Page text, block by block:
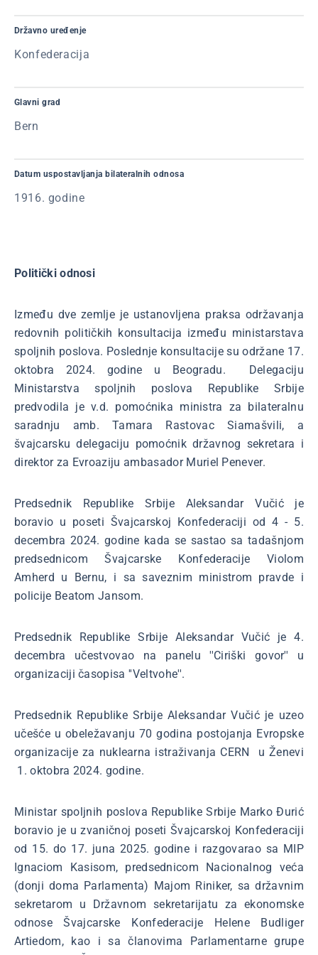
Državno uređenje
Konfederacija
Glavni grad
Bern
Datum uspostavljanja bilateralnih odnosa
1916. godine
Politički odnosi
Između dve zemlje je ustanovljena praksa održavanja
redovnih političkih konsultacija između ministarstava
spoljnih poslova. Poslednje konsultacije su održane 17.
oktobra 2024. godine u Beogradu. Delegaciju
Ministarstva spoljnih poslova Republike Srbije
predvodila je v.d. pomoćnika ministra za bilateralnu
saradnju amb. Tamara Rastovac Siamašvili, a
švajcarsku delegaciju pomoćnik državnog sekretara i
direktor za Evroaziju ambasador Muriel Penever.
Predsednik Republike Srbije Aleksandar Vučić je
boravio u poseti Švajcarskoj Konfederaciji od 4 - 5.
decembra 2024. godine kada se sastao sa tadašnjom
predsednicom Švajcarske Konfederacije Violom
Amherd u Bernu, i sa saveznim ministrom pravde i
policije Beatom Jansom.
Predsednik Republike Srbije Aleksandar Vučić je 4.
decembra učestvovao na panelu ''Ciriški govor'' u
organizaciji časopisa ''Veltvohe''.
Predsednik Republike Srbije Aleksandar Vučić je uzeo
učešće u obeležavanju 70 godina postojanja Evropske
organizacije za nuklearna istraživanja CERN u Ženevi
1. oktobra 2024. godine.
Ministar spoljnih poslova Republike Srbije Marko Đurić
boravio je u zvaničnoj poseti Švajcarskoj Konfederaciji
od 15. do 17. juna 2025. godine i razgovarao sa MIP
Ignaciom Kasisom, predsednicom Nacionalnog veća
(donji doma Parlamenta) Majom Riniker, sa državnim
sekretarom u Državnom sekretarijatu za ekonomske
odnose Švajcarske Konfederacije Helene Budliger
Artiedom, kao i sa članovima Parlamentarne grupe